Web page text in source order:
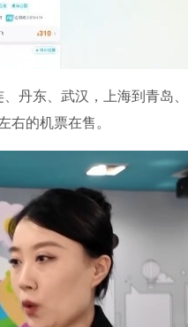
东、武汉，上海到青岛、
右的机票在售。